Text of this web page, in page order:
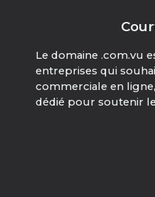
Le domaine .com.vu
entreprises qui
commerciale en
dédié pour soutenir